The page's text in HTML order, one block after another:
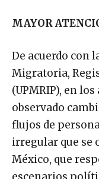
MAYOR
De acuerdo con
Migratoria,
(UPMRIP), en
observado
flujos de
irregular que
México, que